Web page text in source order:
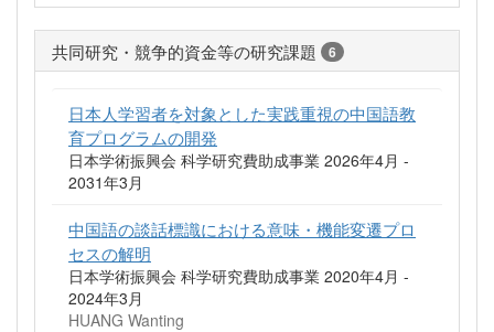
共同研究・競争的資金等の研究課題 6
日本人学習者を対象とした実践重視の中国語教
育プログラムの開発
日本学術振興会 科学研究費助成事業 2026年4月 -
2031年3月
中国語の談話標識における意味・機能変遷プロ
セスの解明
日本学術振興会 科学研究費助成事業 2020年4月 -
2024年3月
HUANG Wanting